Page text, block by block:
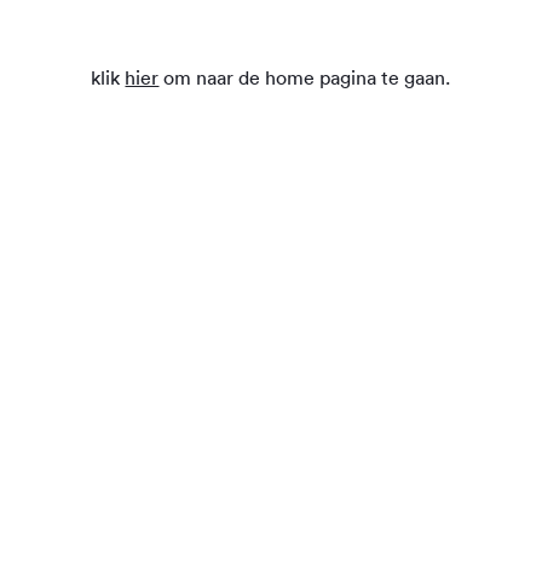
klik hier om naar de home pagina te gaan.